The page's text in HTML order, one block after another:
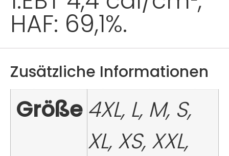
HAF: 69,1%.
Zusätzliche Informationen
Größe 4XL, L, M, S,
XL, XS, XXL,